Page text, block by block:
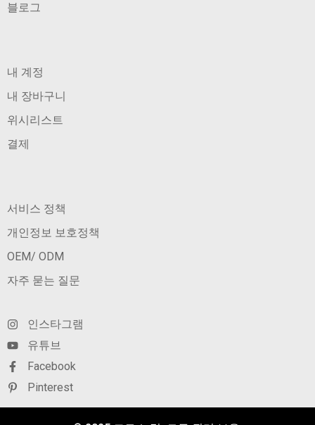
블로그
내 계정
내 장바구니
위시리스트
결제
서비스 정책
개인정보 보호정책
OEM/ ODM
자주 묻는 질문
인스타그램
유튜브
Facebook
Pinterest